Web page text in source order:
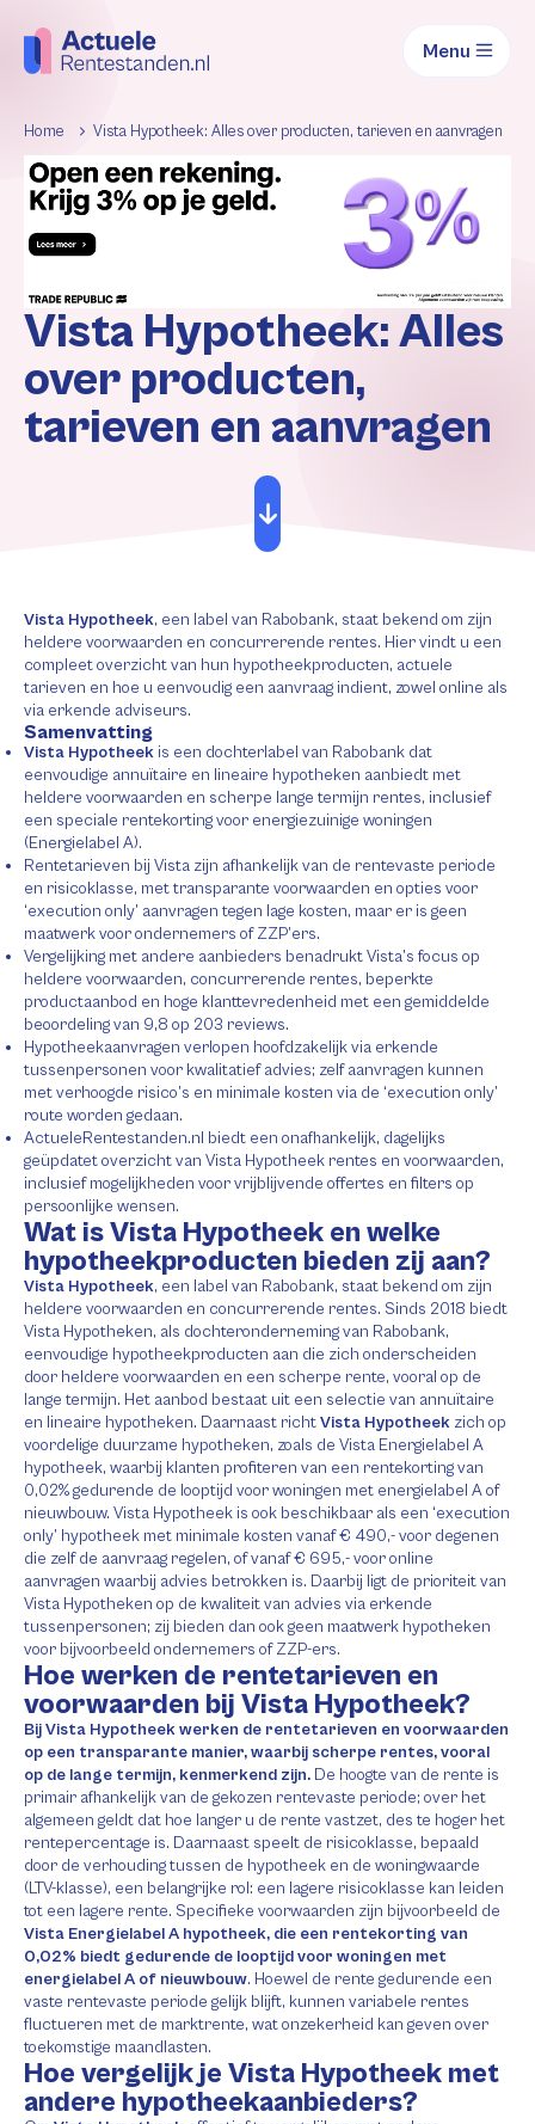
Menu
Home Vista Hypotheek: Alles over producten, tarieven en aanvragen
Vista Hypotheek: Alles
over producten,
tarieven en aanvragen
Vista Hypotheek, een label van Rabobank, staat bekend om zijn
heldere voorwaarden en concurrerende rentes. Hier vindt u een
compleet overzicht van hun hypotheekproducten, actuele
tarieven en hoe u eenvoudig een aanvraag indient, zowel online als
via erkende adviseurs.
Samenvatting
Vista Hypotheek is een dochterlabel van Rabobank dat
eenvoudige annuïtaire en lineaire hypotheken aanbiedt met
heldere voorwaarden en scherpe lange termijn rentes, inclusief
een speciale rentekorting voor energiezuinige woningen
(Energielabel A).
Rentetarieven bij Vista zijn afhankelijk van de rentevaste periode
en risicoklasse, met transparante voorwaarden en opties voor
‘execution only’ aanvragen tegen lage kosten, maar er is geen
maatwerk voor ondernemers of ZZP’ers.
Vergelijking met andere aanbieders benadrukt Vista’s focus op
heldere voorwaarden, concurrerende rentes, beperkte
productaanbod en hoge klanttevredenheid met een gemiddelde
beoordeling van 9,8 op 203 reviews.
Hypotheekaanvragen verlopen hoofdzakelijk via erkende
tussenpersonen voor kwalitatief advies; zelf aanvragen kunnen
met verhoogde risico’s en minimale kosten via de ‘execution only’
route worden gedaan.
ActueleRentestanden.nl biedt een onafhankelijk, dagelijks
geüpdatet overzicht van Vista Hypotheek rentes en voorwaarden,
inclusief mogelijkheden voor vrijblijvende offertes en filters op
persoonlijke wensen.
Wat is Vista Hypotheek en welke
hypotheekproducten bieden zij aan?
Vista Hypotheek, een label van Rabobank, staat bekend om zijn
heldere voorwaarden en concurrerende rentes. Sinds 2018 biedt
Vista Hypotheken, als dochteronderneming van Rabobank,
eenvoudige hypotheekproducten aan die zich onderscheiden
door heldere voorwaarden en een scherpe rente, vooral op de
lange termijn. Het aanbod bestaat uit een selectie van annuïtaire
en lineaire hypotheken. Daarnaast richtVista Hypotheek zich op
voordelige duurzame hypotheken, zoals de Vista Energielabel A
hypotheek, waarbij klanten profiteren van een rentekorting van
0,02% gedurende de looptijd voor woningen met energielabel A of
nieuwbouw. Vista Hypotheek is ook beschikbaar als een ‘execution
only’ hypotheek met minimale kosten vanaf € 490,- voor degenen
die zelf de aanvraag regelen, of vanaf € 695,- voor online
aanvragen waarbij advies betrokken is. Daarbij ligt de prioriteit van
Vista Hypotheken op de kwaliteit van advies via erkende
tussenpersonen; zij bieden dan ook geen maatwerk hypotheken
voor bijvoorbeeld ondernemers of ZZP-ers.
Hoe werken de rentetarieven en
voorwaarden bij Vista Hypotheek?
Bij Vista Hypotheek werken de rentetarieven en voorwaarden
op een transparante manier, waarbij scherpe rentes, vooral
op de lange termijn, kenmerkend zijn. De hoogte van de rente is
primair afhankelijk van de gekozen rentevaste periode; over het
algemeen geldt dat hoe langer u de rente vastzet, des te hoger het
rentepercentage is. Daarnaast speelt de risicoklasse, bepaald
door de verhouding tussen de hypotheek en de woningwaarde
(LTV-klasse), een belangrijke rol: een lagere risicoklasse kan leiden
tot een lagere rente. Specifieke voorwaarden zijn bijvoorbeeld de
Vista Energielabel A hypotheek, die een rentekorting van
0,02% biedt gedurende de looptijd voor woningen met
energielabel A of nieuwbouw. Hoewel de rente gedurende een
vaste rentevaste periode gelijk blijft, kunnen variabele rentes
fluctueren met de marktrente, wat onzekerheid kan geven over
toekomstige maandlasten.
Hoe vergelijk je Vista Hypotheek met
andere hypotheekaanbieders?